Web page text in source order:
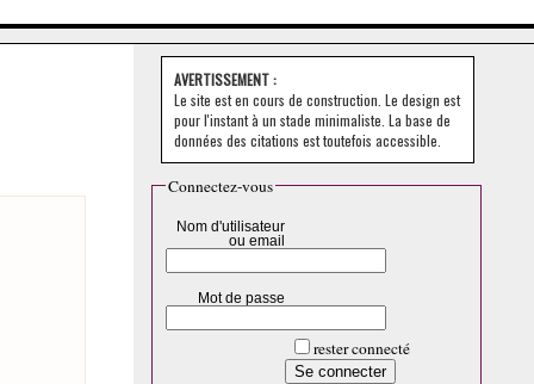
AVERTISSEMENT :
Le site est en cours de construction. Le design est
pour l'instant à un stade minimaliste. La base de
données des citations est toutefois accessible.
Connectez-vous
Nom d'utilisateur
ou email
Mot de passe
rester connecté